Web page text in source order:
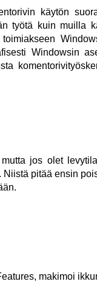
käytön
työtä kuin muilla
Windowsin
jos olet
pitää ensin
makimoi